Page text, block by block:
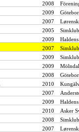
2008
2009
2007
2005
2009
2007
2009
2009
2008
2010
2007
2009
2010
Asker
2008
2007